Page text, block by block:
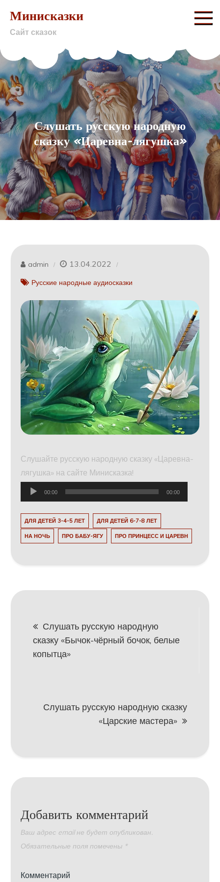
content
Минисказки
Сайт сказок
Слушать русскую народную
сказку «Царевна-лягушка»
admin 13.04.2022
Русские народные аудиосказки
Слушайте русскую народную сказку «Царевна-
лягушка» на сайте Минисказка!
Аудиоплеер
00:00 00:00
ДЛЯ ДЕТЕЙ 3-4-5 ЛЕТ ДЛЯ ДЕТЕЙ 6-7-8 ЛЕТ
НА НОЧЬ ПРО БАБУ-ЯГУ ПРО ПРИНЦЕСС И ЦАРЕВН
Навигация
по
Слушать русскую народную
сказку «Бычок-чёрный бочок, белые
копытца»
Слушать русскую народную сказку
«Царские мастера»
Добавить комментарий
Ваш адрес email не будет опубликован.
Обязательные поля помечены *
Комментарий